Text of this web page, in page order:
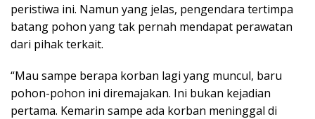
peristiwa ini. Namun yang jelas, pengendara tertimpa
batang pohon yang tak pernah mendapat perawatan
dari pihak terkait.
“Mau sampe berapa korban lagi yang muncul, baru
pohon-pohon ini diremajakan. Ini bukan kejadian
pertama. Kemarin sampe ada korban meninggal di